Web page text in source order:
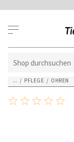
... / PFLEGE / OHREN